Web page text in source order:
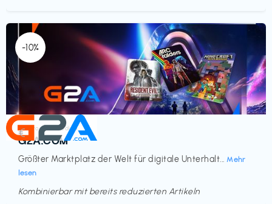
-10%
Elektronik & Medien
G2A.COM
Größter Marktplatz der Welt für digitale Unterhalt... Mehr
lesen
€‎
Kombinierbar mit bereits reduzierten Artikeln